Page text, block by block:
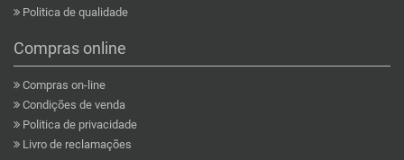
Politica de qualidade
Compras online
Compras on-line
Condições de venda
Politica de privacidade
Livro de reclamações